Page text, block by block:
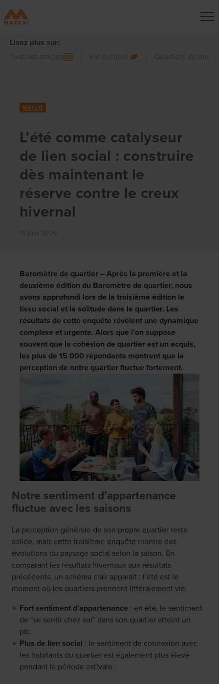
Lisez plus sur:
Tous les articles
Vie durable Quartiers du
MATEXI
L’été comme catalyseur
de lien social : construire
dès maintenant le
réserve contre le creux
hivernal
Baromètre de quartier– Après la première et la
deuxième édition du Baromètre de quartier, nous
avons approfondi lors de la troisième édition le
tissu social et la solitude dans le quartier. Les
résultats de cette enquête révèlent une dynamique
complexe et urgente. Alors que l’on suppose
souvent que la cohésion de quartier est un acquis,
les plus de 15 000 répondants montrent que la
perception de notre quartier fluctue fortement.
Notre sentiment d’appartenance
fluctue avec les saisons
La perception générale de son propre quartier reste
solide, mais cette troisième enquête montre des
évolutions du paysage social selon la saison. En
comparant les résultats hivernaux aux résultats
précédents, un schéma clair apparaît : l’été est le
moment où les quartiers prennent littéralement vie.
Fort sentiment d’appartenance : en été, le sentiment
de “se sentir chez soi” dans son quartier atteint un
pic.
Plus de lien social : le sentiment de connexion avec
les habitants du quartier est également plus élevé
pendant la période estivale.